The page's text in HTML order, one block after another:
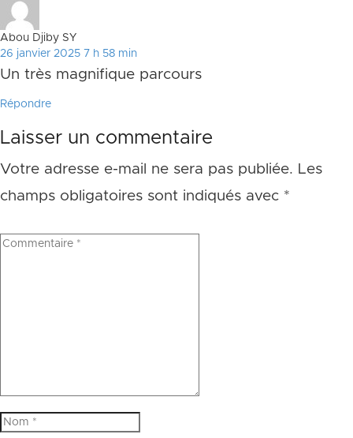
Abou Djiby SY
26 janvier 2025 7 h 58 min
Un très magnifique parcours
Répondre
Laisser un commentaire
Votre adresse e-mail ne sera pas publiée. Les
champs obligatoires sont indiqués avec *